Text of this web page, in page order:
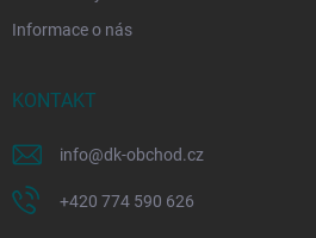
Informace o nás
KONTAKT
info@dk-obchod.cz
+420 774 590 626